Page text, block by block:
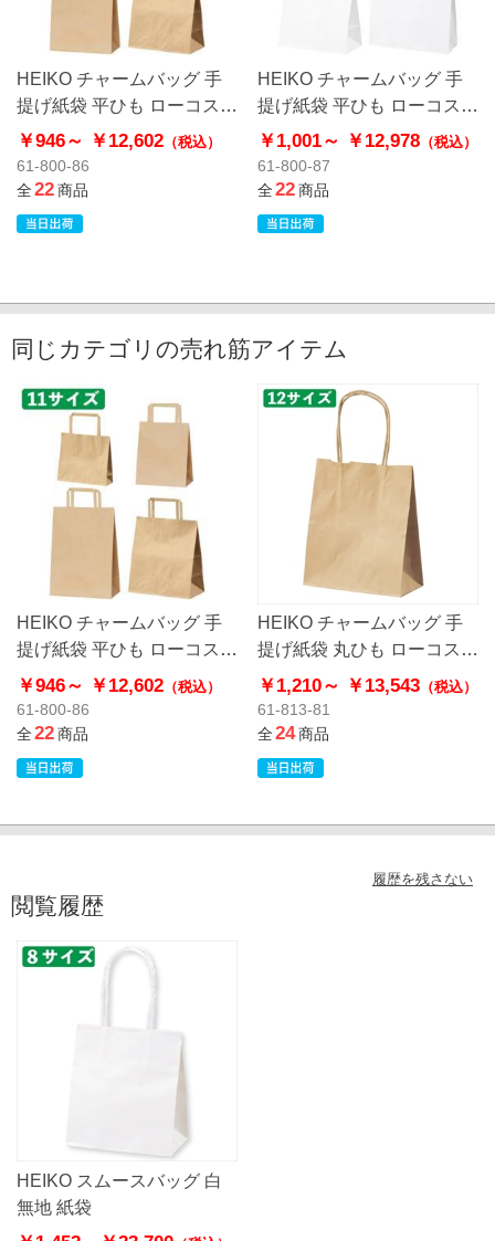
HEIKO チャームバッグ 手
提げ紙袋 平ひも ローコスト
タイプ 茶無地
￥946～ ￥12,602 （税込）
61-800-86
全22商品
HEIKO チャームバッグ 手
提げ紙袋 平ひも ローコスト
タイプ 白無地
￥1,001～ ￥12,978（税込）
61-800-87
全22商品
同じカテゴリの売れ筋アイテム
HEIKO チャームバッグ 手
提げ紙袋 平ひも ローコスト
タイプ 茶無地
￥946～ ￥12,602 （税込）
61-800-86
全22商品
HEIKO チャームバッグ 手
提げ紙袋 丸ひも ローコスト
タイプ 茶無地
￥1,210～ ￥13,543（税込）
61-813-81
全24商品
履歴を残さない
閲覧履歴
HEIKO スムースバッグ 白
無地 紙袋